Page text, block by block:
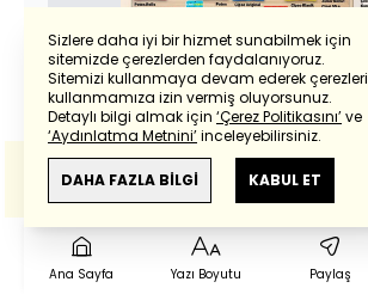
Ana Sayfa Yazı Boyutu Paylaş
Sizlere daha iyi bir hizmet sunabilmek için
sitemizde çerezlerden faydalanıyoruz.
Sitemizi kullanmaya devam ederek çerezleri
kullanmamıza izin vermiş oluyorsunuz.
Detaylı bilgi almak için ‘Çerez Politikasını’ve
‘Aydınlatma Metnini’inceleyebilirsiniz.
DAHA FAZLA BİLGİ KABUL ET
Powered by Translate
Bu çevirideGoogle Transletekullanılmıştır.
Anlam ve çeviri hatalarından
haberturk.com
sorumlu değildir.